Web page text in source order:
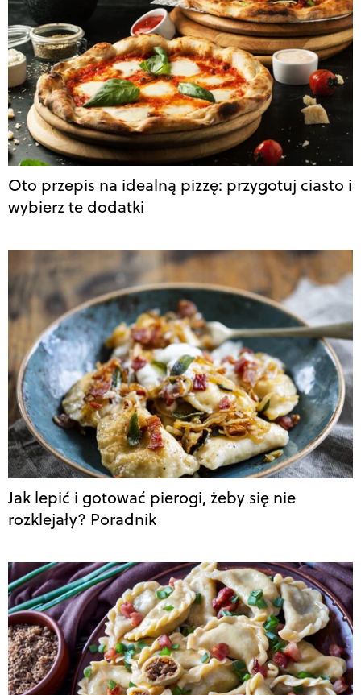
Oto przepis na idealną pizzę: przygotuj ciasto i
wybierz te dodatki
Jak lepić i gotować pierogi, żeby się nie
rozklejały? Poradnik